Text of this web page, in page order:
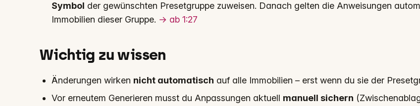
Symbol der gewünschten Presetgruppe zuweisen. Danach gelten die Anweisungen
Immobilien dieser Gruppe. → ab 1:27
Wichtig zu wissen
Änderungen wirken nicht automatisch auf alle Immobilien – erst wenn du sie der
Vor erneutem Generieren musst du Anpassungen aktuell manuell sichern